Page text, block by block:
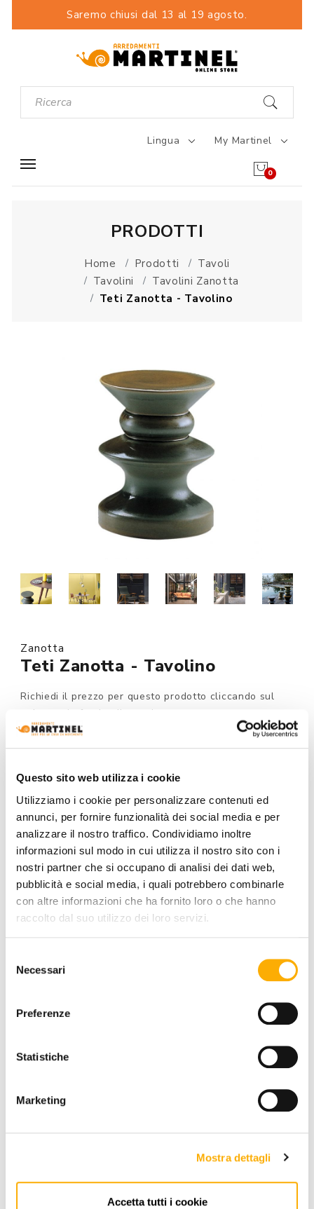
Questo sito web utilizza i cookie
Utilizziamo i cookie per personalizzare contenuti ed
annunci, per fornire funzionalità dei social media e per
analizzare il nostro traffico. Condividiamo inoltre
informazioni sul modo in cui utilizza il nostro sito con i
nostri partner che si occupano di analisi dei dati web,
pubblicità e social media, i quali potrebbero combinarle
con altre informazioni che ha fornito loro o che hanno
raccolto dal suo utilizzo dei loro servizi.
delNecessari
Preferenze
Statistiche
Marketing
Mostra dettagli
Accetta tutti i cookie
Saremo chiusi dal 13 al 19 agosto.
Lingua My Martinel
0
PRODOTTI
Home Prodotti
Tavoli
Tavolini
Tavolini Zanotta
Teti Zanotta - Tavolino
Zanotta
Teti Zanotta - Tavolino
Richiedi il prezzo per questo prodotto cliccando sul
pulsante in fondo alla pagina.
Su ordinazione
MODELLO :
COLORE:
RICHIEDI PREVENTIVO
BRAND